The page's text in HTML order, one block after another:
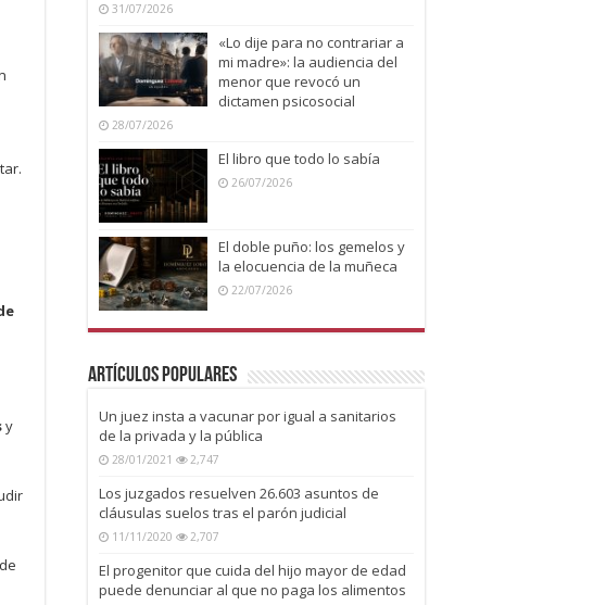
y
31/07/2026
«Lo dije para no contrariar a
mi madre»: la audiencia del
menor que revocó un
dictamen psicosocial
28/07/2026
El libro que todo lo sabía
26/07/2026
El doble puño: los gemelos y
la elocuencia de la muñeca
22/07/2026
Artículos Populares
Un juez insta a vacunar por igual a sanitarios
de la privada y la pública
28/01/2021 2,747
Los juzgados resuelven 26.603 asuntos de
cláusulas suelos tras el parón judicial
11/11/2020 2,707
El progenitor que cuida del hijo mayor de edad
puede denunciar al que no paga los alimentos